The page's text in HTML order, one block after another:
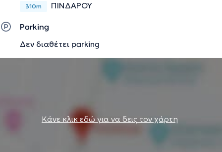
310m ΠΙΝΔΑΡΟΥ
Parking
Δεν διαθέτει parking
Κάνε κλικ εδώ για να δεις τον χάρτη